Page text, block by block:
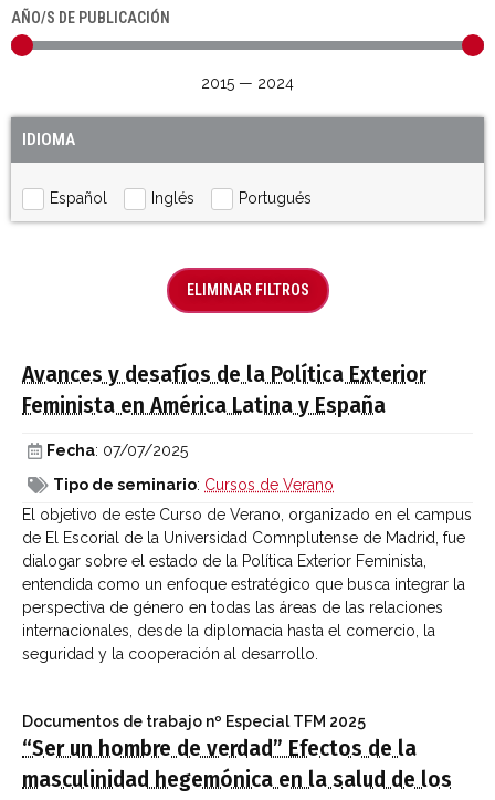
AÑO/S DE PUBLICACIÓN
2015 — 2024
IDIOMA
Español Inglés Portugués
ELIMINAR FILTROS
Avances y desafíos de la Política Exterior
Feminista en América Latina y España
Fecha: 07/07/2025
Tipo de seminario: Cursos de Verano
El objetivo de este Curso de Verano, organizado en el campus
de El Escorial de la Universidad Comnplutense de Madrid, fue
dialogar sobre el estado de la Política Exterior Feminista,
entendida como un enfoque estratégico que busca integrar la
perspectiva de género en todas las áreas de las relaciones
internacionales, desde la diplomacia hasta el comercio, la
seguridad y la cooperación al desarrollo.
Documentos de trabajo nº Especial TFM 2025
“Ser un hombre de verdad” Efectos de la
masculinidad hegemónica en la salud de los